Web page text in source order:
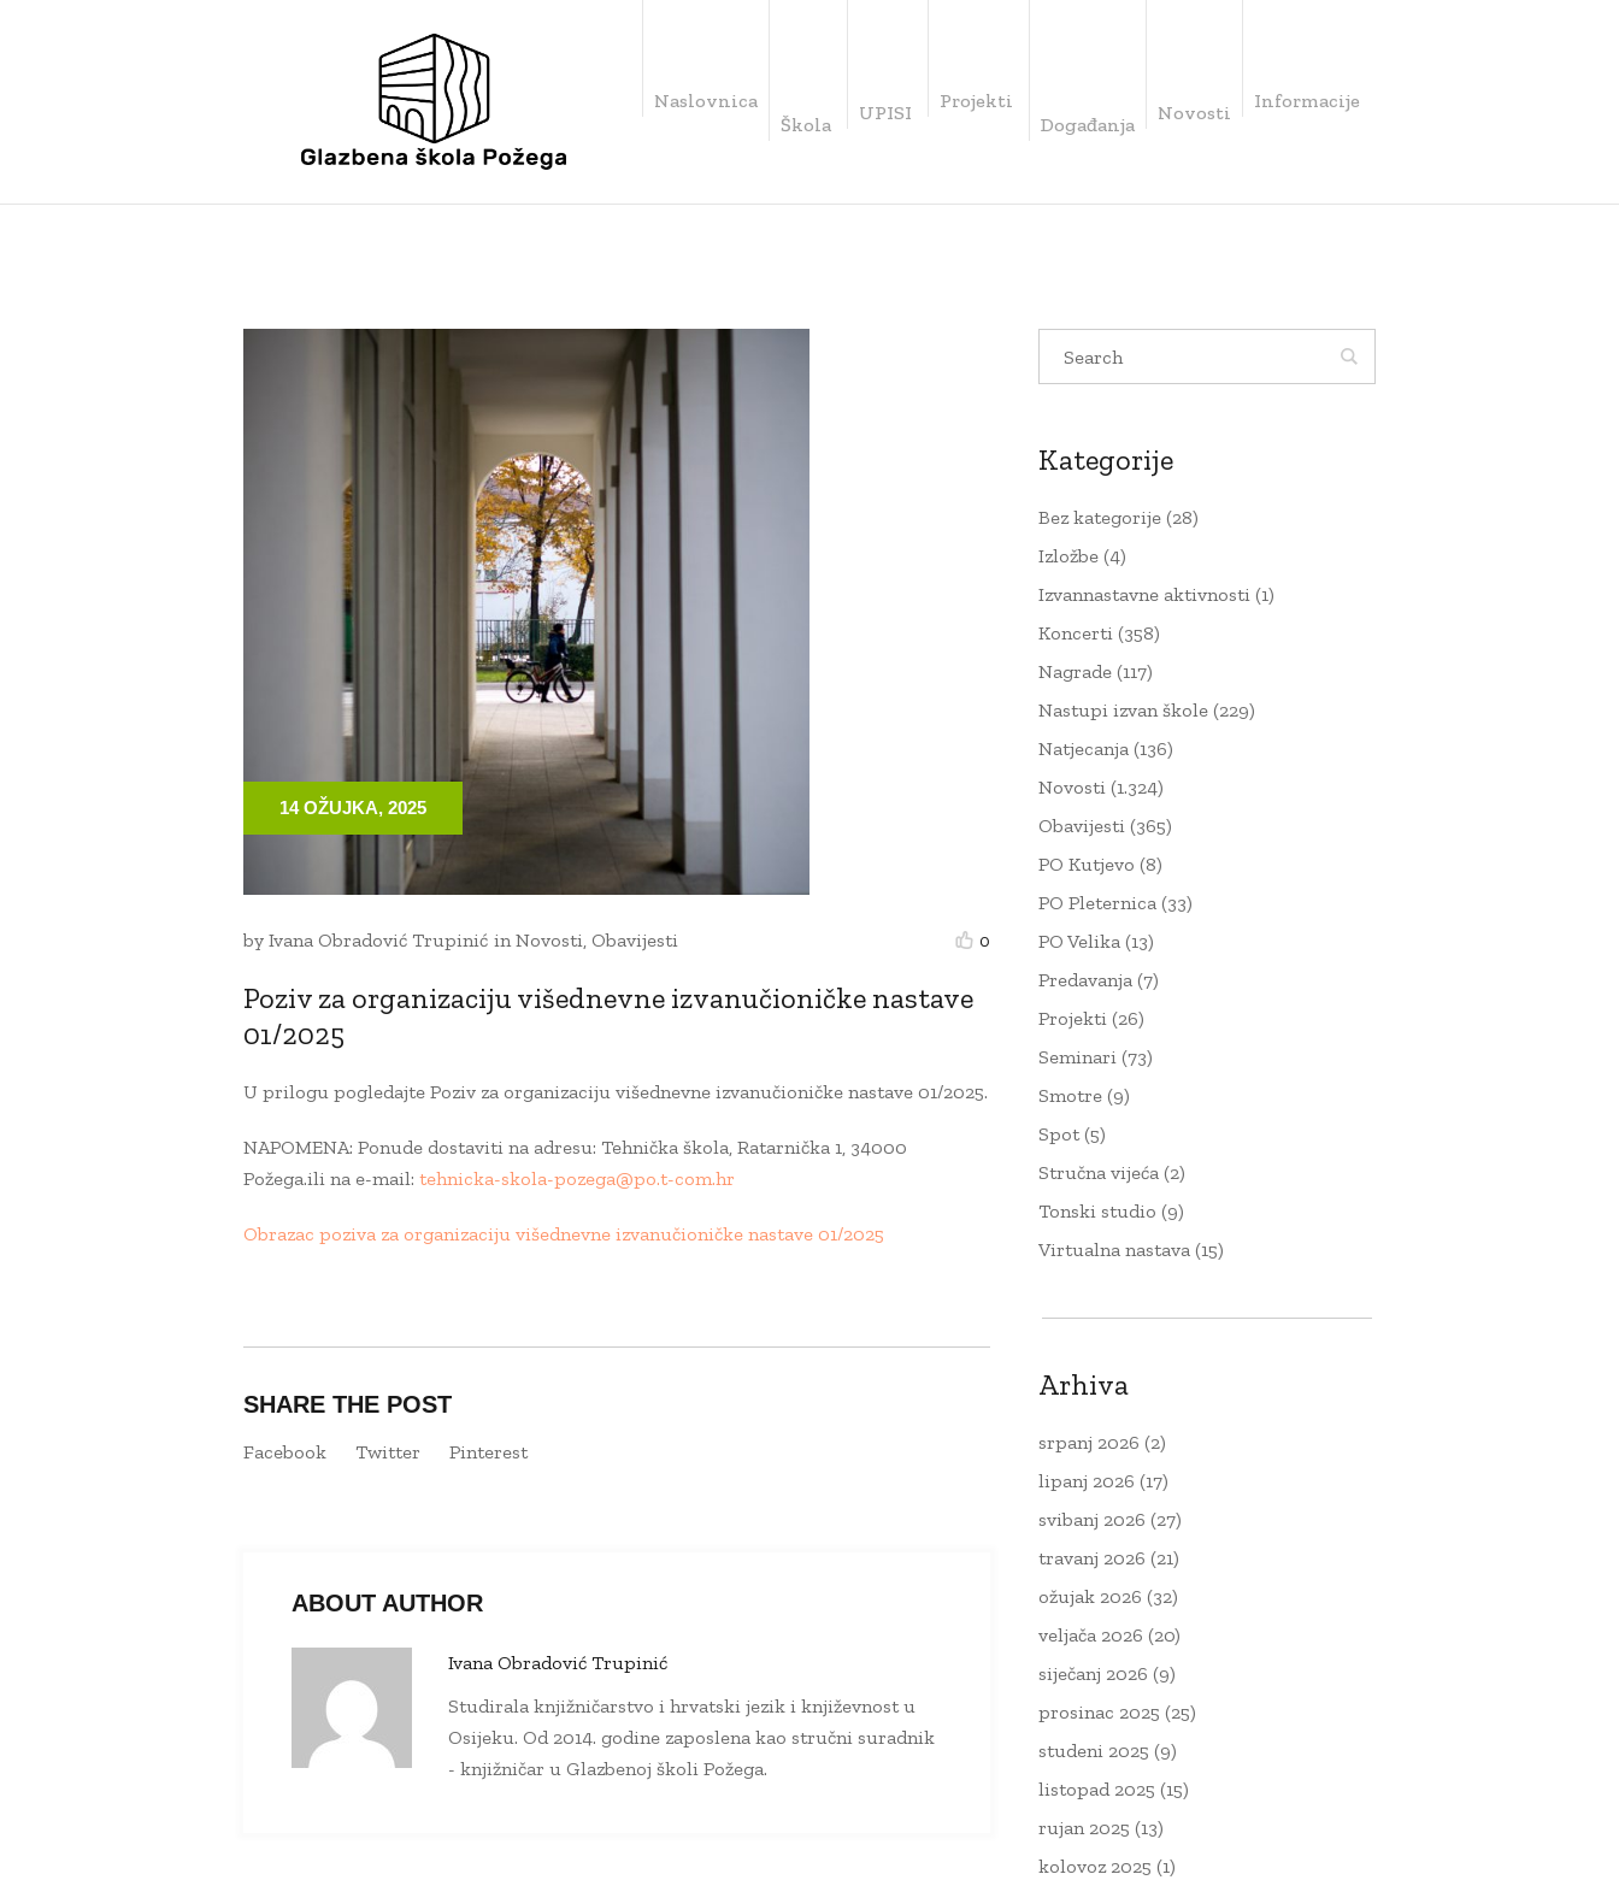
Naslovnica
Škola
UPISI
Projekti
Događanja
Novosti
Informacije
14 OŽUJKA, 2025
0
by Ivana Obradović Trupinić inNovosti, Obavijesti
Poziv za organizaciju višednevne izvanučioničke nastave
01/2025
U prilogu pogledajte Poziv za organizaciju višednevne izvanučioničke nastave 01/2025.
NAPOMENA: Ponude dostaviti na adresu: Tehnička škola, Ratarnička 1, 34000
Požega.ili na e-mail: tehnicka-skola-pozega@po.t-com.hr
Obrazac poziva za organizaciju višednevne izvanučioničke nastave 01/2025
SHARE THE POST
Facebook Twitter Pinterest
ABOUT AUTHOR
Ivana Obradović Trupinić
Studirala knjižničarstvo i hrvatski jezik i književnost u
Osijeku. Od 2014. godine zaposlena kao stručni suradnik
- knjižničar u Glazbenoj školi Požega.
Kategorije
Bez kategorije (28)
Izložbe (4)
Izvannastavne aktivnosti (1)
Koncerti (358)
Nagrade (117)
Nastupi izvan škole (229)
Natjecanja (136)
Novosti (1.324)
Obavijesti (365)
PO Kutjevo (8)
PO Pleternica (33)
PO Velika (13)
Predavanja (7)
Projekti (26)
Seminari (73)
Smotre (9)
Spot(5)
Stručna vijeća (2)
Tonski studio (9)
Virtualna nastava (15)
Arhiva
srpanj 2026 (2)
lipanj 2026 (17)
svibanj 2026 (27)
travanj 2026 (21)
ožujak 2026 (32)
veljača 2026 (20)
siječanj 2026 (9)
prosinac 2025 (25)
studeni 2025 (9)
listopad 2025 (15)
rujan 2025 (13)
kolovoz 2025 (1)